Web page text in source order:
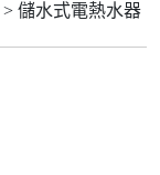
> 儲水式電熱水器